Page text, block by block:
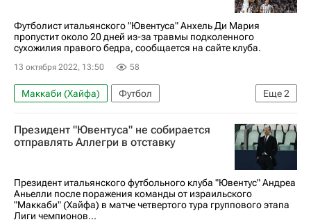
Футболист итальянского "Ювентуса" Анхель Ди Мария
пропустит около 20 дней из-за травмы подколенного
сухожилия правого бедра, сообщается на сайте клуба.
13 октября 2022, 13:50 58
Еще2
Маккаби (Хайфа)
Футбол
Анхель Ди Мария
Ювентус
Президент "Ювентуса" не собирается
отправлять Аллегри в отставку
Президент итальянского футбольного клуба "Ювентус" Андреа
Аньелли после поражения команды от израильского
"Маккаби" (Хайфа) в матче четвертого тура группового этапа
Лиги чемпионов...